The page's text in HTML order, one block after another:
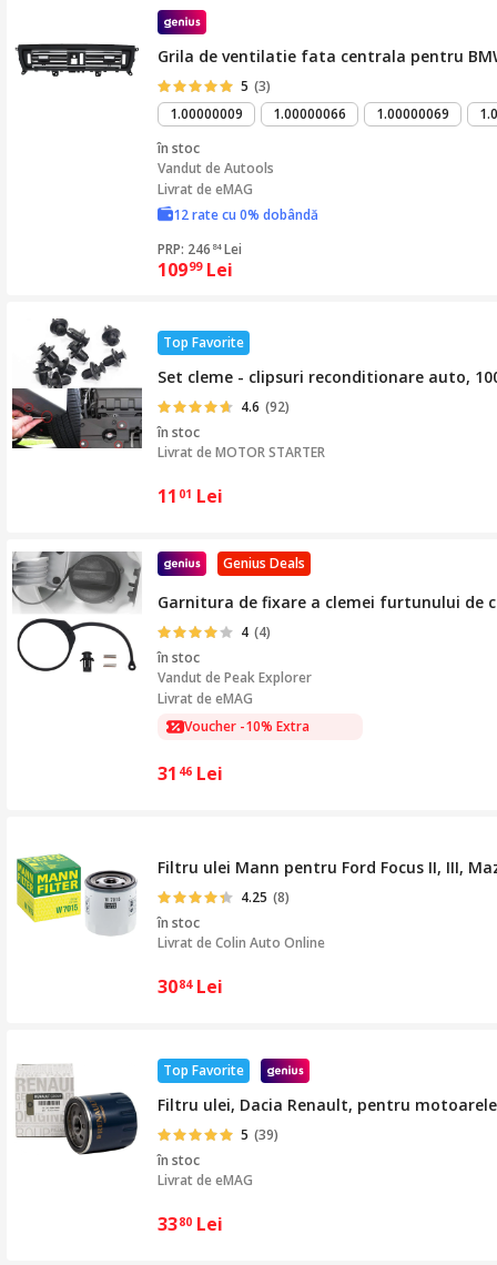
Grila de ventilatie fata centrala pentru
5 (3)
1.00000009
1.00000066 1.00000069
în stoc
Vandut deAutools
Livrat de eMAG
12 rate cu 0% dobândă
PRP: 246 84 Lei
10999 Lei
Top Favorite
Set cleme - clipsuri reconditionare auto,
4.6 (92)
în stoc
Livrat deMOTOR STARTER
11 01 Lei
Genius Deals
Garnitura de fixare a clemei furtunului de
4 (4)
în stoc
Vandut dePeak Explorer
Livrat de eMAG
Voucher -10% Extra
31 46 Lei
Filtru ulei Mann pentru Ford Focus II, III,
4.25 (8)
în stoc
Livrat deColin Auto Online
3084 Lei
Top Favorite
Filtru ulei, Dacia Renault, pentru motoarele
5 (39)
în stoc
Livrat deeMAG
3380 Lei